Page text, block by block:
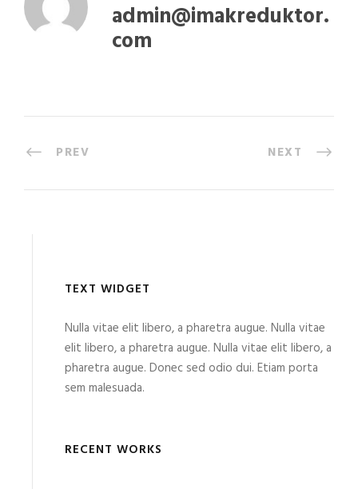
admin@imakreduktor.
com
PREV NEXT
TEXT WIDGET
Nulla vitae elit libero, a pharetra augue. Nulla vitae
elit libero, a pharetra augue. Nulla vitae elit libero, a
pharetra augue. Donec sed odio dui. Etiam porta
sem malesuada.
RECENT WORKS